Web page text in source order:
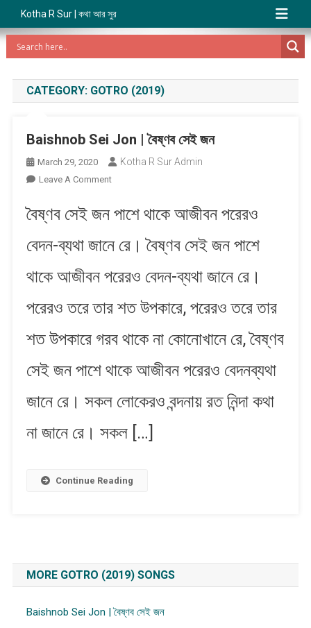
Kotha R Sur | কথা আর সুর
CATEGORY: GOTRO (2019)
Baishnob Sei Jon | বৈষ্ণব সেই জন
March 29, 2020 Kotha R Sur Admin
Leave A CommentOn
Sei
|
সেই
বৈষ্ণব সেই জন পাশে থাকে আজীবন পরেরও
বেদন-ব্যথা জানে রে। বৈষ্ণব সেই জন পাশে
থাকে আজীবন পরেরও বেদন-ব্যথা জানে রে।
পরেরও তরে তার শত উপকারে, পরেরও তরে তার
শত উপকারে গরব থাকে না কোনোখানে রে, বৈষ্ণব
সেই জন পাশে থাকে আজীবন পরেরও বেদনব্যথা
জানে রে। সকল লোকেরও বন্দনায় রত নিন্দা কথা
না জানে রে। সকল […]
Continue Reading
MORE GOTRO (2019) SONGS
Baishnob Sei Jon | বৈষ্ণব সেই জন